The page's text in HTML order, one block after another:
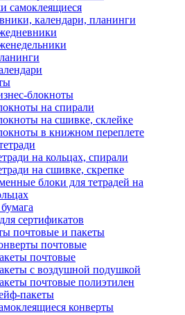
самоклеящиеся
календари, планинги
блокноты
на спирали
на сшивке, склейке
в книжном переплете
на кольцах, спирали
на сшивке, скрепке
блоки для тетрадей на
сертификатов
почтовые и пакеты
почтовые
почтовые
с воздушной подушкой
почтовые полиэтилен
пакеты
конверты